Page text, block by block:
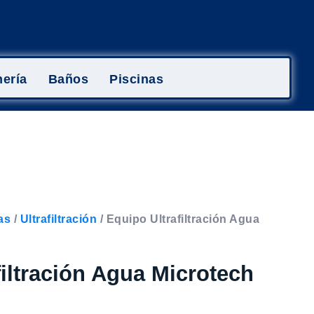
Baños Piscinas
/ Ultrafiltración / Equipo Ultrafiltración Agua
Agua Microtech